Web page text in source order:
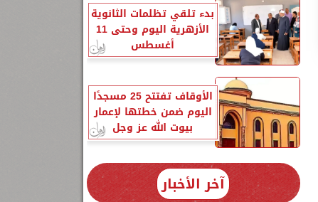
بدء تلقي تظلمات الثانوية
الأزهرية اليوم وحتى 11
أغسطس
الأوقاف تفتتح 25 مسجدًا
اليوم ضمن خطتها لإعمار
بيوت الله عز وجل
آخر الأخبار